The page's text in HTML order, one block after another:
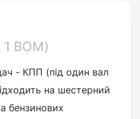
1 ВОМ)
- КПП (під один вал
на шестерний
бензинових